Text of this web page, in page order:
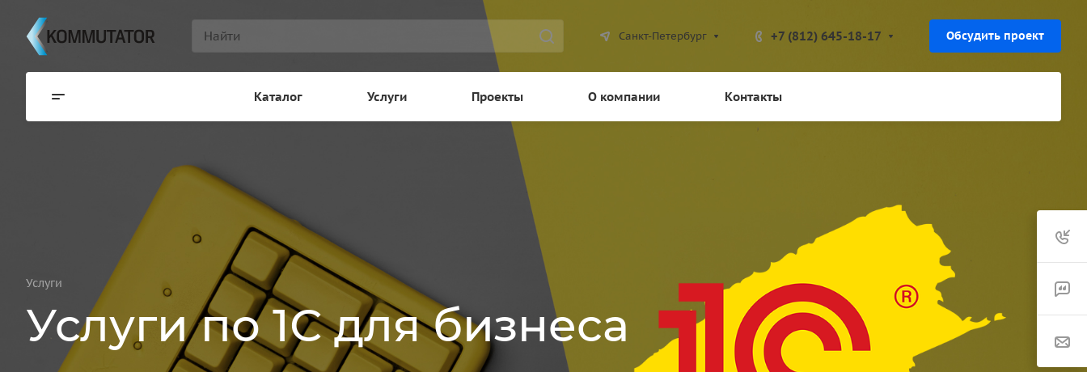
Санкт-Петербург +7 (812) 645-18-17 Обсудить проект
Каталог Услуги Проекты О компании Контакты
Услуги
Услуги по 1С для бизнеса